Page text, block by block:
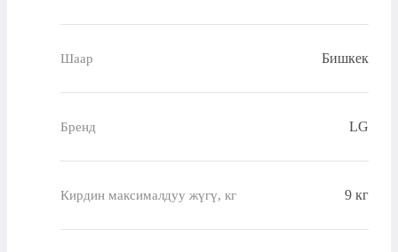
Шаар Бишкек
Бренд LG
Кирдин максималдуу жүгү, кг 9 кг